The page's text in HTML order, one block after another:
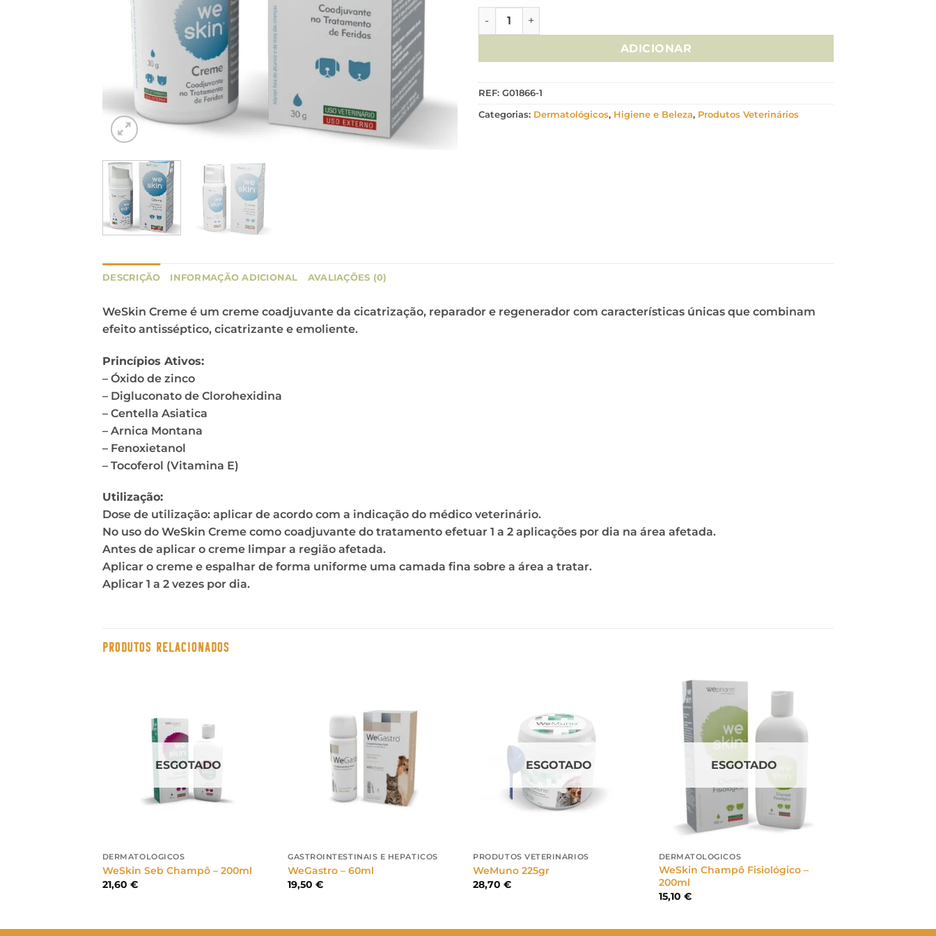
Quantidade de WeSkin Creme Reparador Cicatrizante - 30gr
ADICIONAR
REF: G01866-1
Categorias: Dermatológicos, Higiene e Beleza, Produtos Veterinários
DESCRIÇÃO INFORMAÇÃO ADICIONAL AVALIAÇÕES (0)
WeSkin Creme é um creme coadjuvante da cicatrização, reparador e regenerador com características únicas que combinam
efeito antisséptico, cicatrizante e emoliente.
Princípios Ativos:
– Óxido de zinco
– Digluconato de Clorohexidina
– Centella Asiatica
– Arnica Montana
– Fenoxietanol
– Tocoferol (Vitamina E)
Utilização:
Dose de utilização: aplicar de acordo com a indicação do médico veterinário.
No uso do WeSkin Creme como coadjuvante do tratamento efetuar 1 a 2 aplicações por dia na área afetada.
Antes de aplicar o creme limpar a região afetada.
Aplicar o creme e espalhar de forma uniforme uma camada fina sobre a área a tratar.
Aplicar 1 a 2 vezes por dia.
PRODUTOS RELACIONADOS
ESGOTADO
DERMATOLÓGICOS
WeSkin Seb Champô – 200ml
21,60 €
GASTROINTESTINAIS E HEPÁTICOS
WeGastro – 60ml
19,50€
ESGOTADO
PRODUTOS VETERINÁRIOS
WeMuno 225gr
28,70€
ESGOTADO
DERMATOLÓGICOS
WeSkin Champô Fisiológico –
200ml
15,10 €